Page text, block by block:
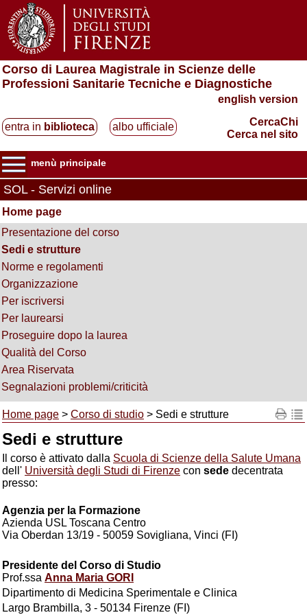
Corso di Laurea Magistrale in Scienze delle
Professioni Sanitarie Tecniche e Diagnostiche
english version
entra in biblioteca albo ufficiale
CercaChi
Cerca nel sito
menù principale
SOL - Servizi online
Home page
Presentazione del corso
Sedi e strutture
Norme e regolamenti
Organizzazione
Per iscriversi
Per laurearsi
Proseguire dopo la laurea
Qualità del Corso
Area Riservata
Segnalazioni problemi/criticità
Home page > Corso di studio > Sedi e strutture
Sedi e strutture
Il corso è attivato dalla Scuola di Scienze della Salute Umana
dell' Università degli Studi di Firenze con sede decentrata
presso:
Agenzia per la Formazione
Azienda USL Toscana Centro
Via Oberdan 13/19 - 50059 Sovigliana, Vinci (FI)
Presidente del Corso di Studio
Prof.ssa Anna Maria GORI
Dipartimento di Medicina Sperimentale e Clinica
Largo Brambilla, 3 - 50134 Firenze (FI)